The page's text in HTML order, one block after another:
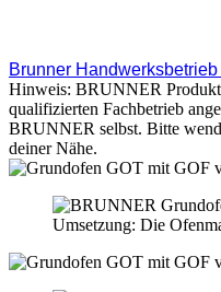
Brunner
Hinweis: BRUNNER
qualifizierten Fachbetrieb
BRUNNER selbst. Bitte
deiner Nähe.
Umsetzung: Die